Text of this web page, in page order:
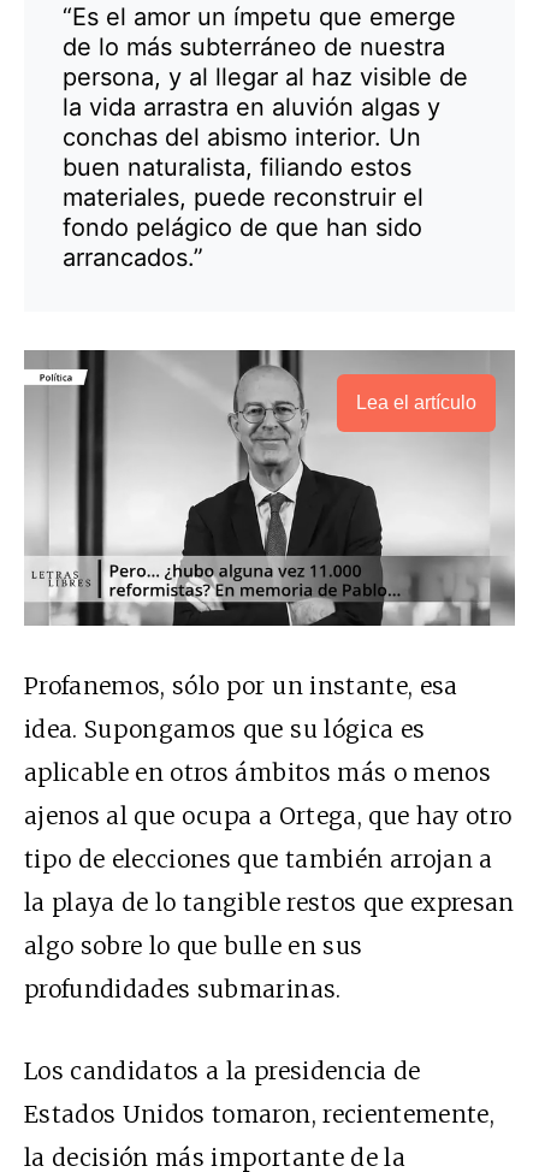
“Es el amor un ímpetu que emerge
de lo más subterráneo de nuestra
persona, y al llegar al haz visible de
la vida arrastra en aluvión algas y
conchas del abismo interior. Un
buen naturalista, filiando estos
materiales, puede reconstruir el
fondo pelágico de que han sido
arrancados.”
Lea el artículo
Profanemos, sólo por un instante, esa
idea. Supongamos que su lógica es
aplicable en otros ámbitos más o menos
ajenos al que ocupa a Ortega, que hay otro
tipo de elecciones que también arrojan a
la playa de lo tangible restos que expresan
algo sobre lo que bulle en sus
profundidades submarinas.
Los candidatos a la presidencia de
Estados Unidos tomaron, recientemente,
la decisión más importante de la